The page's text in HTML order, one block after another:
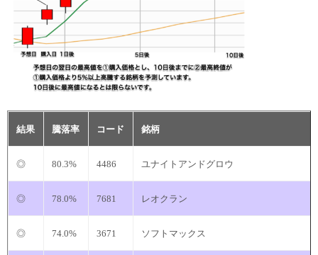
結果 騰落率 コード 銘柄
◎ 80.3% 4486 ユナイトアンドグロウ
◎ 78.0% 7681 レオクラン
◎ 74.0% 3671 ソフトマックス